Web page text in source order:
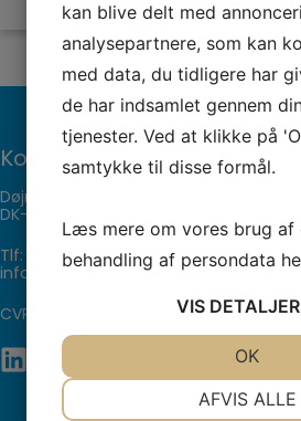
Kontaktinformation
Døjringevej 48,
DK- 4180 Sorø
Tlf:
+45 22 11 20 12
info@husbjerggaard.com
CVR: 40612858
kan blive delt med
analysepartnere, som kan
med data, du tidligere har
de har indsamlet gennem
tjenester. Ved at klikke på
samtykke til disse formål.
Læs mere om vores brug af
behandling af persondata
VIS DETALJER
AFVIS ALLE
OK